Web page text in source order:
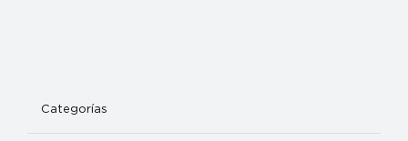
Categorías